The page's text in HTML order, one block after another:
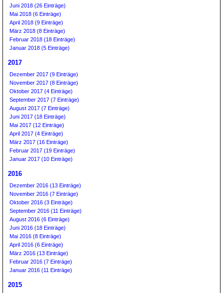
Juni 2018 (26 Einträge)
Mai 2018 (6 Einträge)
April 2018 (9 Einträge)
März 2018 (8 Einträge)
Februar 2018 (18 Einträge)
Januar 2018 (5 Einträge)
2017
Dezember 2017 (9 Einträge)
November 2017 (8 Einträge)
Oktober 2017 (4 Einträge)
September 2017 (7 Einträge)
August 2017 (7 Einträge)
Juni 2017 (18 Einträge)
Mai 2017 (12 Einträge)
April 2017 (4 Einträge)
März 2017 (16 Einträge)
Februar 2017 (19 Einträge)
Januar 2017 (10 Einträge)
2016
Dezember 2016 (13 Einträge)
November 2016 (7 Einträge)
Oktober 2016 (3 Einträge)
September 2016 (11 Einträge)
August 2016 (6 Einträge)
Juni 2016 (18 Einträge)
Mai 2016 (8 Einträge)
April 2016 (6 Einträge)
März 2016 (13 Einträge)
Februar 2016 (7 Einträge)
Januar 2016 (11 Einträge)
2015